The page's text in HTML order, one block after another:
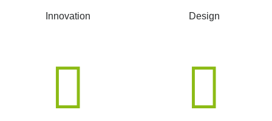
Innovation Design